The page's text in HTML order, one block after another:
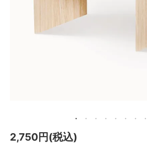
メールマガジン
2,750円(税込)